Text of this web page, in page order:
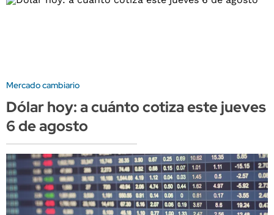
Mercado cambiario
Dólar hoy: a cuánto cotiza este jueves
6 de agosto